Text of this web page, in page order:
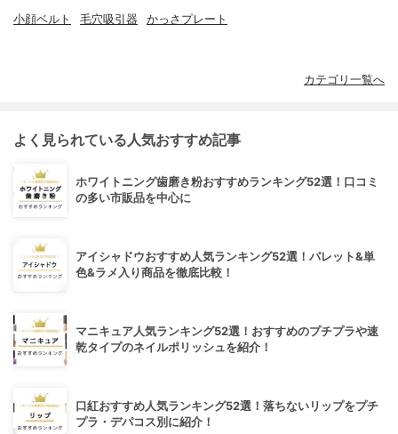
小顔ベルト 毛穴吸引器 かっさプレート
カテゴリ一覧へ
よく見られている人気おすすめ記事
ホワイトニング歯磨き粉おすすめランキング52選！口コミ
の多い市販品を中心に
アイシャドウおすすめ人気ランキング52選！パレット&単
色&ラメ入り商品を徹底比較！
マニキュア人気ランキング52選！おすすめのプチプラや速
乾タイプのネイルポリッシュを紹介！
口紅おすすめ人気ランキング52選！落ちないリップをプチ
プラ・デパコス別に紹介！